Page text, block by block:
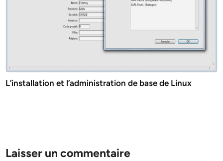
L’installation et l’administration de base de Linux
Laisser un commentaire